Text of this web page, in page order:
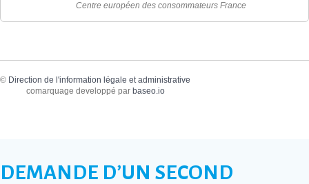
Centre européen des consommateurs France
© Direction de l'information légale et administrative
comarquage developpé par baseo.io
DEMANDE D’UN SECOND